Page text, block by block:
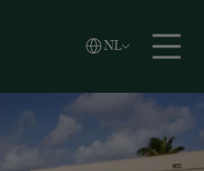
Zoeken
NL
Vlaams
English